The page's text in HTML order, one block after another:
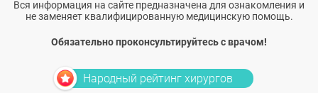
Вся информация на сайте предназначена для ознакомления и
не заменяет квалифицированную медицинскую помощь.
Обязательно проконсультируйтесь с врачом!
Народный рейтинг хирургов